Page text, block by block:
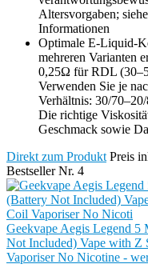
Altersvorgaben;
Informationen
Optimale E-Liquid-
mehreren Varianten
0,25Ω für RDL
Verwenden Sie je
Verhältnis: 30/
Die richtige
Geschmack sowie
Direkt zum Produkt Preis
Bestseller Nr. 4
Geekvape Aegis Legend
Not Included) Vape with Z
Vaporiser No Nicotine -